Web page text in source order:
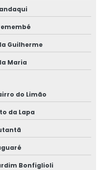
elevatória
Guilherme
Maria
do Limão
da Lapa
Bonfiglioli